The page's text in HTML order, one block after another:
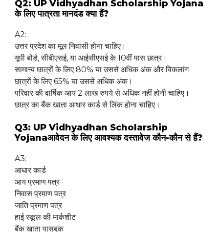
Q2: UP Vidhyadhan Scholarship Yojana
के लिए पात्रता मानदंड क्या हैं?
A2:
उत्तर प्रदेश का मूल निवासी होना चाहिए।
यूपी बोर्ड, सीबीएसई, या आईसीएसई के 10वीं पास छात्र।
सामान्य छात्रों के लिए 80% या उससे अधिक अंक और विकलांग
छात्रों के लिए 65% या उससे अधिक अंक।
परिवार की वार्षिक आय 2 लाख रुपये से अधिक नहीं होनी चाहिए।
छात्र का बैंक खाता आधार कार्ड से लिंक होना चाहिए।
Q3: UP Vidhyadhan Scholarship
Yojanaआवेदन के लिए आवश्यक दस्तावेज कौन-कौन से हैं?
A3:
आधार कार्ड
आय प्रमाण पत्र
निवास प्रमाण पत्र
जाति प्रमाण पत्र
हाई स्कूल की मार्कशीट
बैंक खाता पासबुक